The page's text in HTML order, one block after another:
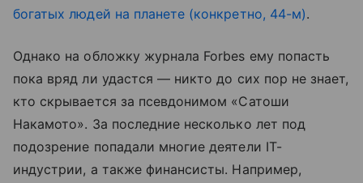
богатых людей на планете (конкретно, 44-м).
Однако на обложку журнала Forbes ему попасть
пока вряд ли удастся — никто до сих пор не знает,
кто скрывается за псевдонимом «Сатоши
Накамото». За последние несколько лет под
подозрение попадали многие деятели IT-
индустрии, а также финансисты. Например,